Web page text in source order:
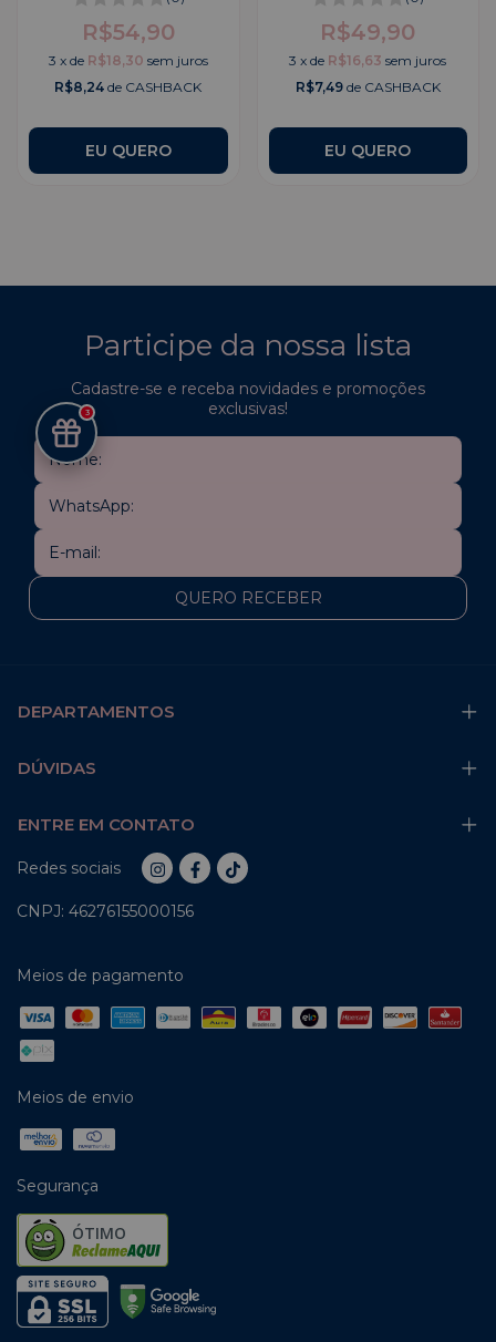
R$54,90
3 x de R$18,30 sem juros
R$8,24 de CASHBACK
EU QUERO
R$49,90
3 xde R$16,63 sem juros
R$7,49de CASHBACK
Participe da nossa lista
Cadastre-se e receba novidades e promoções
exclusivas!
DEPARTAMENTOS
DÚVIDAS
ENTRE EM CONTATO
Redes sociais
CNPJ: 46276155000156
Meios de pagamento
Meios de envio
Segurança
ÓTIMO
3